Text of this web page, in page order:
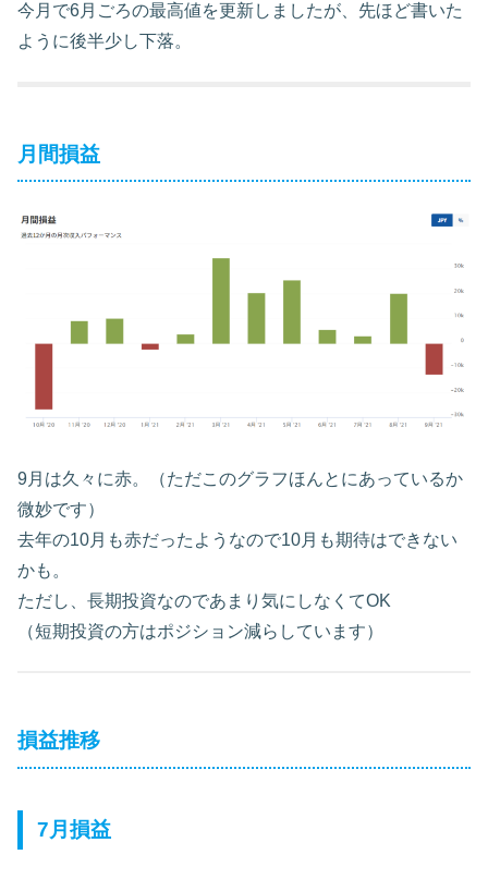
今月で6月ごろの最高値を更新しましたが、先ほど書いた
ように後半少し下落。
月間損益
9月は久々に赤。（ただこのグラフほんとにあっているか
微妙です）
去年の10月も赤だったようなので10月も期待はできない
かも。
ただし、長期投資なのであまり気にしなくてOK
（短期投資の方はポジション減らしています）
損益推移
7月損益